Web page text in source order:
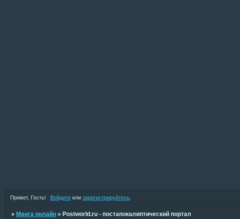
Привет, Гость! Войдитеили зарегистрируйтесь.
» Манга онлайн » Postworld.ru - постапокалиптический портал